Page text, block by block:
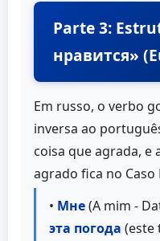
Parte 3:
нравится»
Em russo, o verbo
inversa ao
coisa que agrada, e
agrado fica no Caso
• Мне(A mim -
эта погода (este